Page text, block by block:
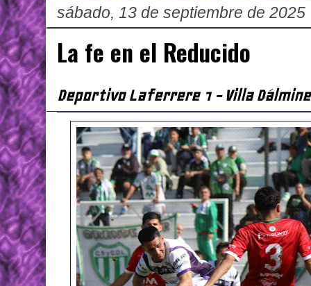
sábado, 13 de septiembre de 2025
La fe en el Reducido
Deportivo Laferrere 1 - Villa